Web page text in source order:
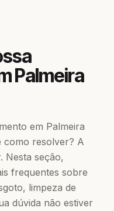
Palmeira
em Palmeira
como resolver? A
Nesta seção,
frequentes sobre
limpeza de
dúvida não estiver